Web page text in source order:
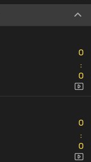
0
:0
0
0
:0
0